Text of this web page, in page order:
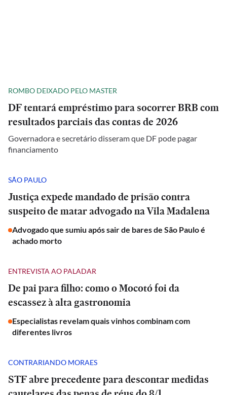
ROMBO DEIXADO PELO MASTER
DF tentará empréstimo para socorrer BRB com
resultados parciais das contas de 2026
Governadora e secretário disseram que DF pode pagar
financiamento
SÃO PAULO
Justiça expede mandado de prisão contra
suspeito de matar advogado na Vila Madalena
Advogado que sumiu após sair de bares de São Paulo é
achado morto
ENTREVISTA AO PALADAR
De pai para filho: como o Mocotó foi da
escassez à alta gastronomia
Especialistas revelam quais vinhos combinam com
diferentes livros
CONTRARIANDO MORAES
STF abre precedente para descontar medidas